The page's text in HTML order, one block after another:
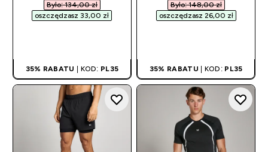
Było: 134,00 zł‎
oszczędzasz 33,00 zł‎
35% RABATU | KOD: PL35
Było: 148,00 zł‎
oszczędzasz 26,00 zł‎
35% RABATU | KOD: PL35